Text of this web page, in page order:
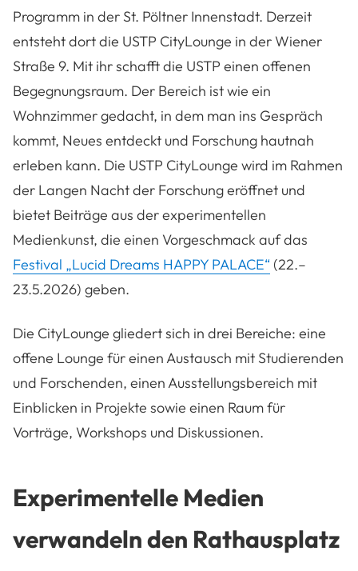
Programm in der St. Pöltner Innenstadt. Derzeit
entsteht dort die USTP CityLounge in der Wiener
Straße 9. Mit ihr schafft die USTP einen offenen
Begegnungsraum. Der Bereich ist wie ein
Wohnzimmer gedacht, in dem man ins Gespräch
kommt, Neues entdeckt und Forschung hautnah
erleben kann. Die USTP CityLounge wird im Rahmen
der Langen Nacht der Forschung eröffnet und
bietet Beiträge aus der experimentellen
Medienkunst, die einen Vorgeschmack auf das
Festival „Lucid Dreams HAPPY PALACE“ (22.–
23.5.2026) geben.
Die CityLounge gliedert sich in drei Bereiche: eine
offene Lounge für einen Austausch mit Studierenden
und Forschenden, einen Ausstellungsbereich mit
Einblicken in Projekte sowie einen Raum für
Vorträge, Workshops und Diskussionen.
Experimentelle Medien
verwandeln den Rathausplatz